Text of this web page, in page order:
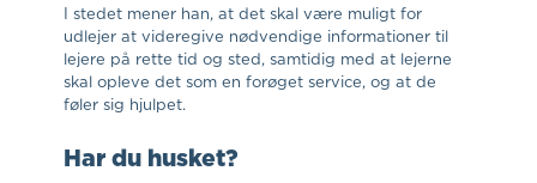
I stedet mener han, at det skal være muligt for
udlejer at videregive nødvendige informationer til
lejere på rette tid og sted, samtidig med at lejerne
skal opleve det som en forøget service, og at de
føler sig hjulpet.
Har du husket?